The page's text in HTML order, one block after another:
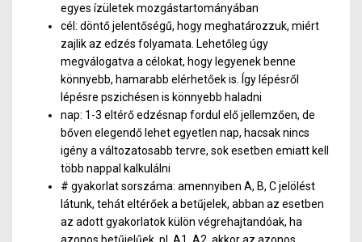
egyes ízületek mozgástartományában
cél: döntő jelentőségű, hogy meghatározzuk, miért
zajlik az edzés folyamata. Lehetőleg úgy
megválogatva a célokat, hogy legyenek benne
könnyebb, hamarabb elérhetőek is. Így lépésről
lépésre pszichésen is könnyebb haladni
nap: 1-3 eltérő edzésnap fordul elő jellemzően, de
bőven elegendő lehet egyetlen nap, hacsak nincs
igény a változatosabb tervre, sok esetben emiatt kell
több nappal kalkulálni
# gyakorlat sorszáma: amennyiben A, B, C jelölést
látunk, tehát eltérőek a betűjelek, abban az esetben
az adott gyakorlatok külön végrehajtandóak, ha